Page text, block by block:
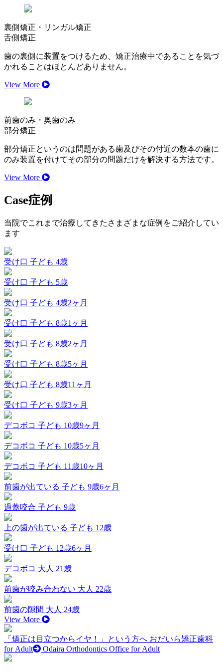
裏側矯正 ・リンガル矯正
舌側矯正
歯の裏側に装置をつけるため、矯正治療中であることを気づ
かれることはほとんどありません。
View More
前歯のみ・奥歯のみ
部分矯正
部分矯正というのは問題がある歯及びその付近の数本の歯に
のみ装置を付けてその部分の問題だけを解決する方法です。
View More
Case症例
当院でこれまで治療してきたさまざまな症例をご紹介してい
ます
受け口 子ども 4歳
受け口 子ども 5歳
受け口 子ども 4歳2ヶ月
受け口 子ども 8歳1ヶ月
受け口 子ども 8歳2ヶ月
受け口 子ども 8歳5ヶ月
受け口 子ども 8歳11ヶ月
受け口 子ども 9歳3ヶ月
デコボコ 子ども 10歳9ヶ月
デコボコ 子ども 10歳5ヶ月
デコボコ 子ども 11歳10ヶ月
前歯が出ている 子ども 9歳6ヶ月
過蓋咬合 子ども 9歳
上の歯が出ている 子ども 12歳
受け口 子ども 12歳6ヶ月
デコボコ 大人 21歳
前歯が咬み合わない 大人 22歳
前歯の隙間 大人 24歳
View More
「矯正は目立つからイヤ！」という方へ おだいら矯正歯科
for Adult
Odaira Orthodontics Office for Adult